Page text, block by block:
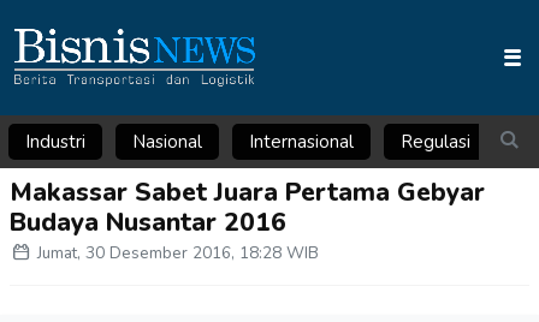
Industri Nasional Internasional Regulasi
Makassar Sabet Juara Pertama Gebyar
Budaya Nusantar 2016
Jumat, 30 Desember 2016, 18:28 WIB